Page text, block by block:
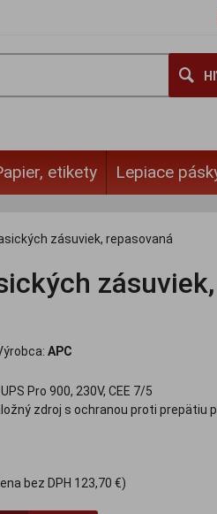
etikety Lepiace
zásuviek, repasovaná
APC
Pro 900, 230V, CEE 7/5
zdroj s ochranou proti prepätiu
bez DPH 123,70 €)